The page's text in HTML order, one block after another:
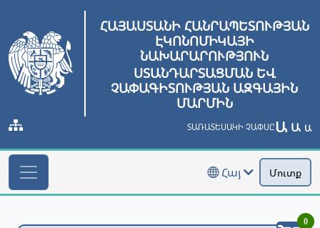
ՀԱՅԱՍՏԱՆԻ ՀԱՆՐԱՊԵՏՈՒԹՅԱՆ
ԷԿՈՆՈՄԻԿԱՅԻ
ՆԱԽԱՐԱՐՈՒԹՅՈՒՆ
ՍՏԱՆԴԱՐՏԱՑՄԱՆ ԵՎ
ՉԱՓԱԳԻՏՈՒԹՅԱՆ ԱԶԳԱՅԻՆ
ՄԱՐՄԻՆ
ՏԱՌԱՏԵՍԱԿԻ ՉԱՓՍԸԱ Ա Ա
Հայ Մուտք
0